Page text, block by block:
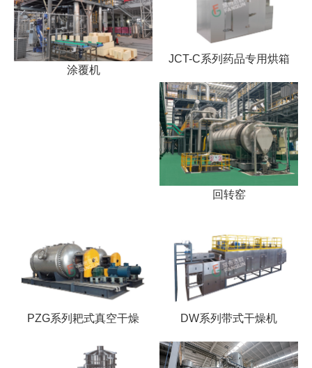
涂覆机
JCT-C系列药品专用烘箱
回转窑
PZG系列耙式真空干燥 DW系列带式干燥机